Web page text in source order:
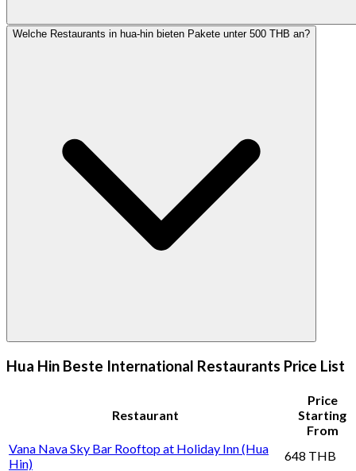
Welche Restaurants in hua-hin bieten Pakete unter 500 THB an?
Hua Hin Beste International Restaurants Price List
Restaurant
Price
Starting
From
Vana Nava Sky Bar Rooftop at Holiday Inn (Hua
Hin)
648 THB